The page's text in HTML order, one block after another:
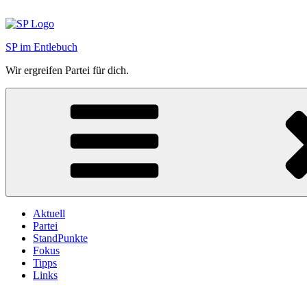
Inhalt
SP im Entlebuch
Wir ergreifen Partei für dich.
Aktuell
Partei
StandPunkte
Fokus
Tipps
Links